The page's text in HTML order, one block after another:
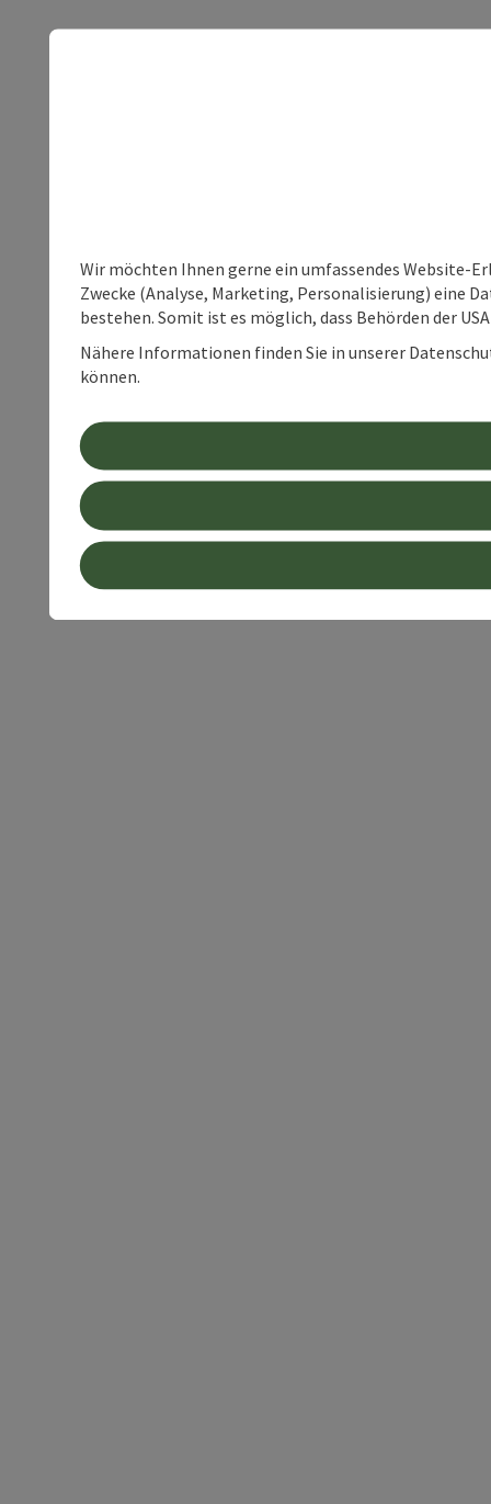
Wir möchten Ihnen gerne ein umfassendes Website-
Zwecke (Analyse, Marketing, Personalisierung) eine
bestehen. Somit ist es möglich, dass Behörden der
Nähere Informationen finden Sie in unserer
können.